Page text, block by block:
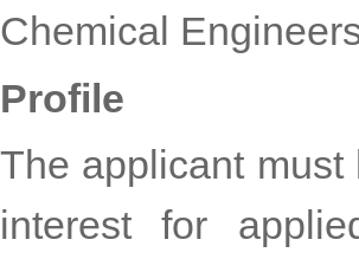
Chemical
Profile
The applicant
interest for